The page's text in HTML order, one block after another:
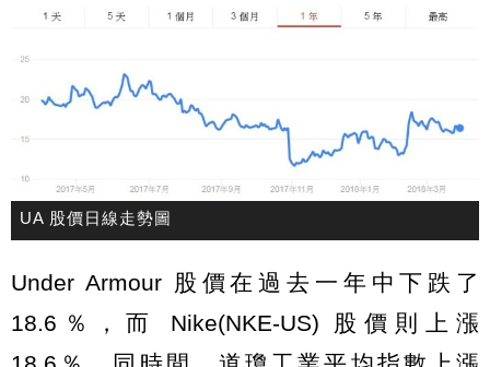
UA 股價日線走勢圖
Under Armour 股價在過去一年中下跌了
18.6％，而 Nike(NKE-US) 股價則上漲